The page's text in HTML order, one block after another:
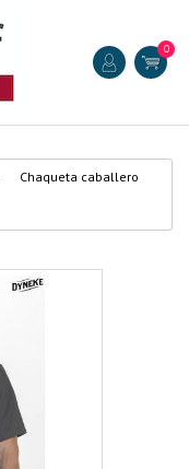
0
Chaqueta caballero